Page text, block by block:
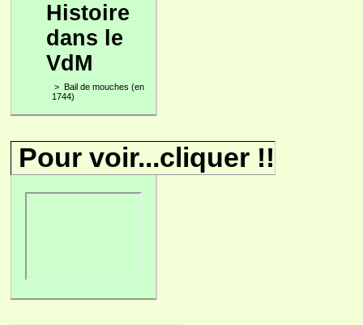
Histoire
dans le
VdM
> Bail de mouches (en
1744)
Pour voir...cliquer !!